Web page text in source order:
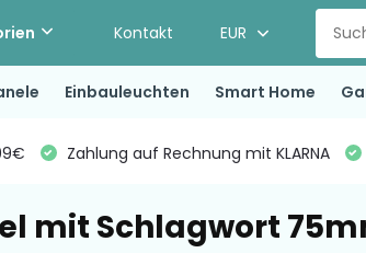
Kontakt EUR
Einbauleuchten Smart Home
Zahlung auf Rechnung mit KLARNA
mit Schlagwort